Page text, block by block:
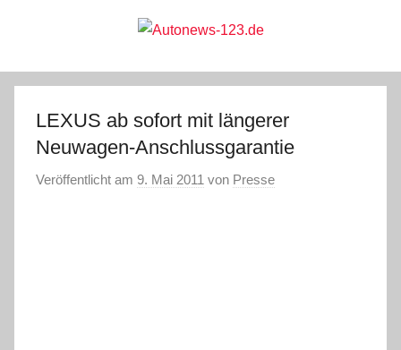
Autonews-
123.de
LEXUS ab sofort mit längerer
Neuwagen-Anschlussgarantie
Veröffentlicht am 9. Mai 2011 von Presse